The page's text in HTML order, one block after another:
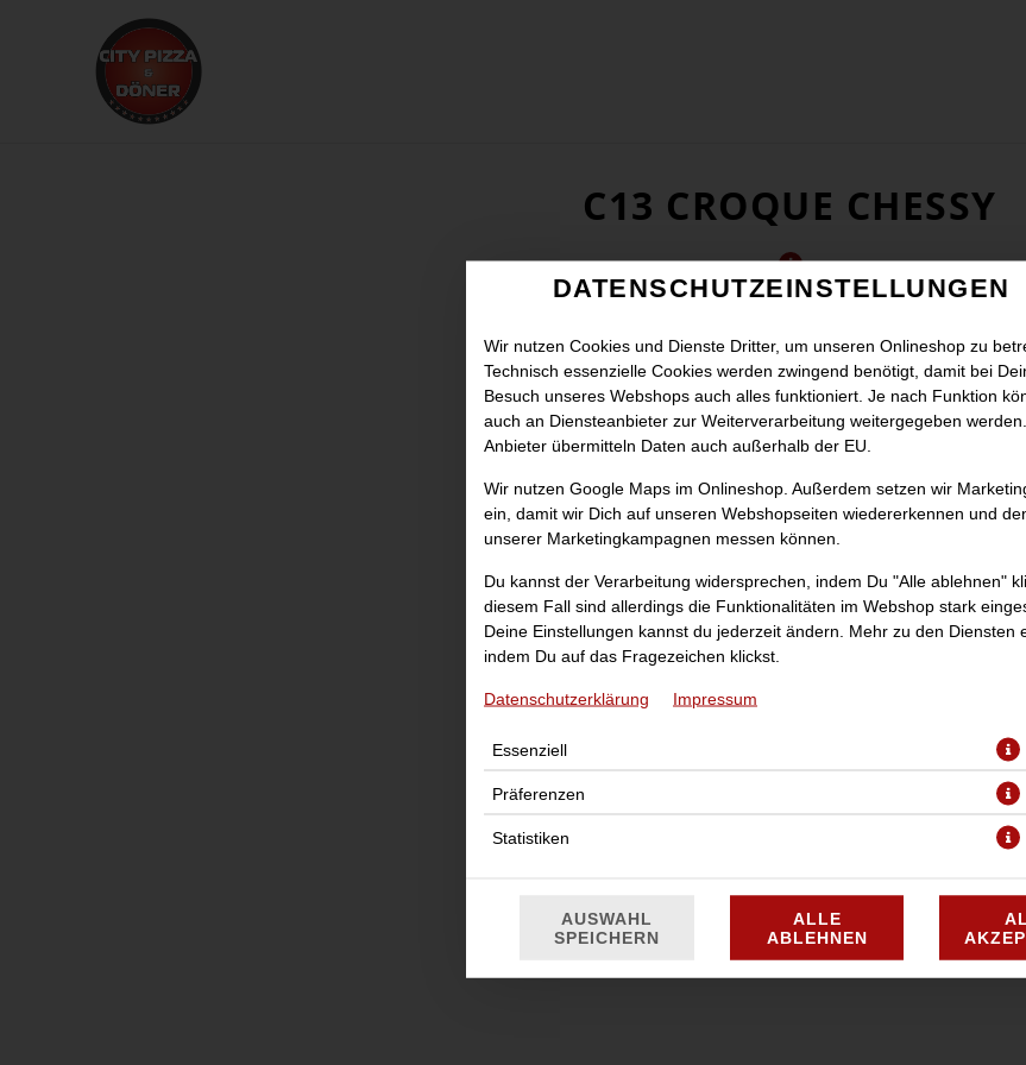
C13 CROQUE CHESSY
Croque mit Gorgonzola, Hirtenkäse, Mozarella und Goudakäse
DATENSCHUTZEINSTELLUNGEN
Wir nutzen Cookies und Dienste Dritter, um unseren Onlineshop zu
Technisch essenzielle Cookies werden zwingend benötigt, damit bei
Besuch unseres Webshops auch alles funktioniert. Je nach Funktion
auch an Diensteanbieter zur Weiterverarbeitung weitergegeben
Anbieter übermitteln Daten auch außerhalb der EU.
Wir nutzen Google Maps im Onlineshop. Außerdem setzen wir
ein, damit wir Dich auf unseren Webshopseiten wiedererkennen und
unserer Marketingkampagnen messen können.
Du kannst der Verarbeitung widersprechen, indem Du "Alle ablehnen"
diesem Fall sind allerdings die Funktionalitäten im Webshop stark
Deine Einstellungen kannst du jederzeit ändern. Mehr zu den Diensten
indem Du auf das Fragezeichen klickst.
Datenschutzerklärung Impressum
Essenziell
Präferenzen
Statistiken
AUSWAHL
SPEICHERN
ALLE
ABLEHNEN